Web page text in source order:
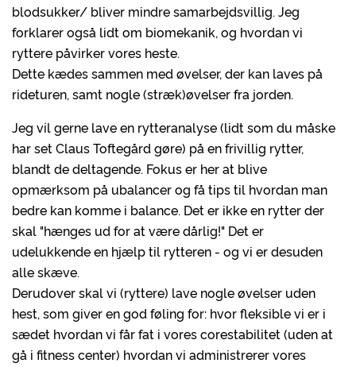
blodsukker/ bliver mindre samarbejdsvillig. Jeg
forklarer også lidt om biomekanik, og hvordan vi
ryttere påvirker vores heste.
Dette kædes sammen med øvelser, der kan laves på
rideturen, samt nogle (stræk)øvelser fra jorden.
Jeg vil gerne lave en rytteranalyse (lidt som du måske
har set Claus Toftegård gøre) på en frivillig rytter,
blandt de deltagende. Fokus er her at blive
opmærksom på ubalancer og få tips til hvordan man
bedre kan komme i balance. Det er ikke en rytter der
skal "hænges ud for at være dårlig!" Det er
udelukkende en hjælp til rytteren - og vi er desuden
alle skæve.
Derudover skal vi (ryttere) lave nogle øvelser uden
hest, som giver en god føling for: hvor fleksible vi er i
sædet hvordan vi får fat i vores corestabilitet (uden at
gå i fitness center) hvordan vi administrerer vores